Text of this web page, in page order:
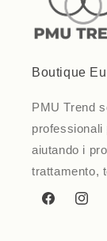
Boutique
PMU Trend
aiutando i
trattamento,
Facebook